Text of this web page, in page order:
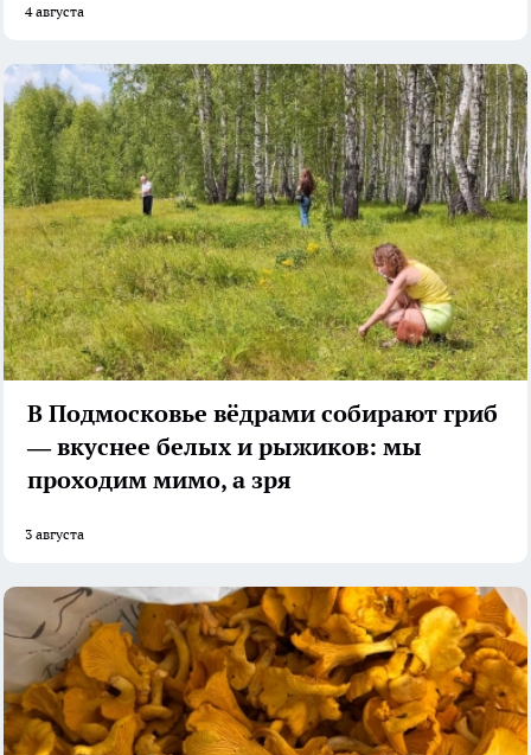
4 августа
В Подмосковье вёдрами собирают гриб
— вкуснее белых и рыжиков: мы
проходим мимо, а зря
3 августа